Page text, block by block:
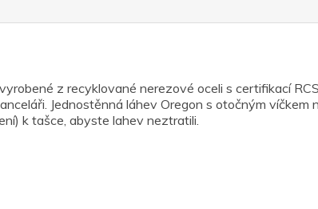
z recyklované nerezové oceli s certifikací
Jednostěnná láhev Oregon s otočným
k tašce, abyste lahev neztratili.